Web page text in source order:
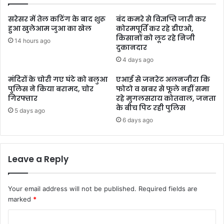
सरेसर में तेल कटिंग के बाद शुरू
हुआ खुलेआम जुआ का खेल
14 hours ago
बंद कमरे से विज्ञप्ति जारी कर
कोरमपूर्ति कर रहे डीएओ,
किसानों को लूट रहे निजी
दुकानदार
4 days ago
मंदिरों के चोरी गए घंटे को बलुआ
पुलिस ने किया बरामद, चोर
गिरफ्तार
5 days ago
एआई से जनरेट अलनजीरा कि
फोटो व खबर से फूले नहीं समा
रहे मुगलसराय कोतवाल, जनता
के बीच पिट रही पुलिस
6 days ago
Leave a Reply
Your email address will not be published. Required fields are
marked *